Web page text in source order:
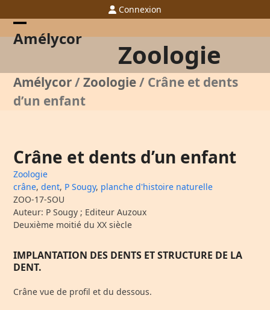
to
content
Connexion
Amélycor
Open
menu
Close
menu
Zoologie
Amélycor/Zoologie/ Crâne et dents
d’un enfant
Crâne et dents d’un enfant
Zoologie
crâne, dent, P Sougy, planche d'histoire naturelle
ZOO-17-SOU
Auteur: P Sougy ; Editeur Auzoux
Deuxième moitié du XX siècle
IMPLANTATION DES DENTS ET STRUCTURE DE LA
DENT.
Crâne vue de profil et du dessous.